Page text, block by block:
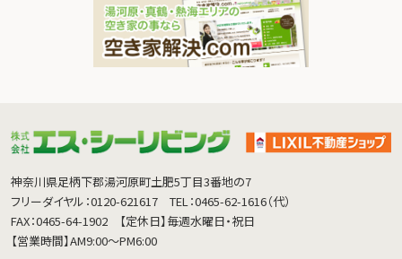
神奈川県足柄下郡湯河原町土肥5丁目3番地の7
フリーダイヤル：0120-621617
TEL：0465-62-1616（代）
FAX：0465-64-1902
【定休日】毎週水曜日・祝日
【営業時間】AM9:00～PM6:00